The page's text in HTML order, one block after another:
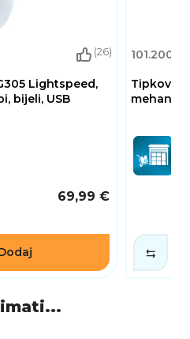
(26)
Lightspeed,
bijeli, USB
69,99 €